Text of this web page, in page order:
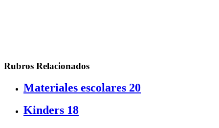
Rubros Relacionados
Materiales escolares 20
Kinders 18